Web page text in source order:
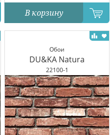
В корзину
Обои
DU&KA Natura
22100-1